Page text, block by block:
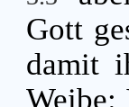
Gott
damit